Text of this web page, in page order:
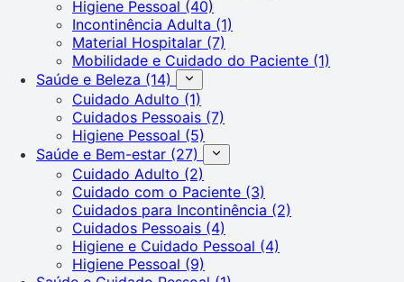
Higiene Pessoal (40)
Incontinência Adulta (1)
Material Hospitalar (7)
Mobilidade e Cuidado do Paciente (1)
Saúde e Beleza (14)
Cuidado Adulto (1)
Cuidados Pessoais (7)
Higiene Pessoal (5)
Saúde e Bem-estar (27)
Cuidado Adulto (2)
Cuidado com o Paciente (3)
Cuidados para Incontinência (2)
Cuidados Pessoais (4)
Higiene e Cuidado Pessoal (4)
Higiene Pessoal (9)